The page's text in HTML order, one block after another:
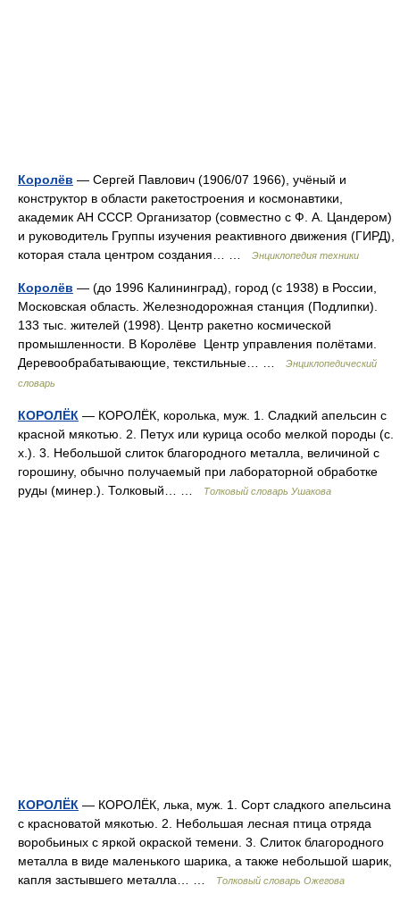
Королёв — Сергей Павлович (1906/07 1966), учёный и
конструктор в области ракетостроения и космонавтики,
академик АН СССР. Организатор (совместно с Ф. А. Цандером)
и руководитель Группы изучения реактивного движения (ГИРД),
которая стала центром создания… …
Энциклопедия техники
Королёв — (до 1996 Калининград), город (с 1938) в России,
Московская область. Железнодорожная станция (Подлипки).
133 тыс. жителей (1998). Центр ракетно космической
промышленности. В Королёве Центр управления полётами.
Деревообрабатывающие, текстильные… …
Энциклопедический
словарь
КОРОЛЁК — КОРОЛЁК, королька, муж. 1. Сладкий апельсин с
красной мякотью. 2. Петух или курица особо мелкой породы (с.
х.). 3. Небольшой слиток благородного металла, величиной с
горошину, обычно получаемый при лабораторной обработке
руды (минер.). Толковый… …
Толковый словарь Ушакова
КОРОЛЁК — КОРОЛЁК, лька, муж. 1. Сорт сладкого апельсина
с красноватой мякотью. 2. Небольшая лесная птица отряда
воробьиных с яркой окраской темени. 3. Слиток благородного
металла в виде маленького шарика, а также небольшой шарик,
капля застывшего металла… …
Толковый словарь Ожегова